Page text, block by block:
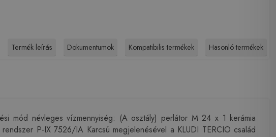
Termék leírás Dokumentumok Kompatibilis termékek Hasonló termékek
mód névleges vízmennyiség: (A osztály) perlátor M 24 x 1 kerámia
P-IX 7526/IA Karcsú megjelenésével a KLUDI TERCIO család